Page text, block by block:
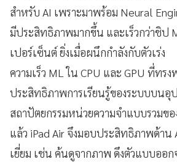
สำหรับ AI เพราะมาพร้อม Neural
มีประสิทธิภาพมากขึ้น และเร็วกว่าชิป
เปอร์เซ็นต์ ยิ่งเมื่อผนึกกำลังกับตัวเร่ง
ความเร็ว ML ใน CPU และ GPU ที่ทร
ประสิทธิภาพการเรียนรู้ของระบบบน
สถาปัตยกรรมหน่วยความจำแบบรวมข
แล้ว iPad Air จึงมอบประสิทธิภาพด้าน
เยี่ยม เช่น ค้นดูจากภาพ ดึงตัวแบบออ